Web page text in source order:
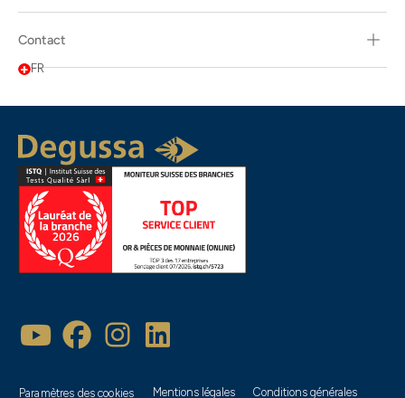
Contact
FR
Paramètres des cookies Mentions légales Conditions générales